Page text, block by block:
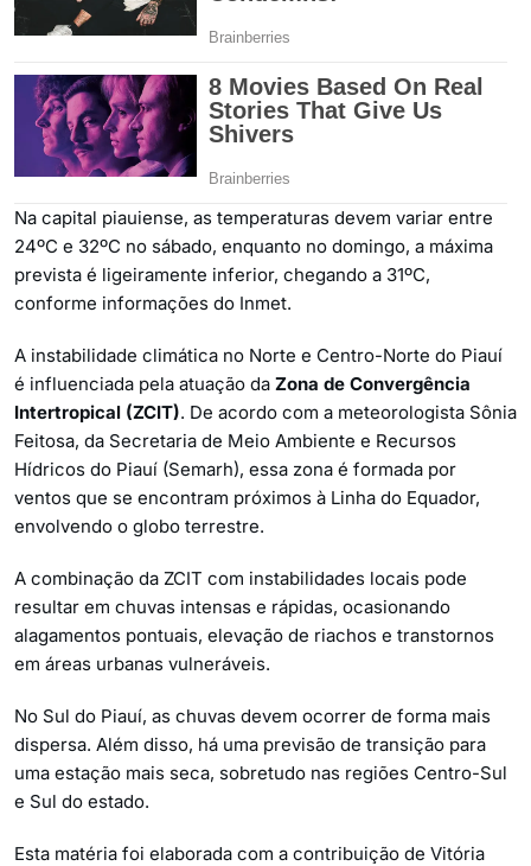
Na capital piauiense, as temperaturas devem variar entre
24ºC e 32ºC no sábado, enquanto no domingo, a máxima
prevista é ligeiramente inferior, chegando a 31ºC,
conforme informações do Inmet.
A instabilidade climática no Norte e Centro-Norte do Piauí
é influenciada pela atuação da Zona de Convergência
Intertropical (ZCIT). De acordo com a meteorologista Sônia
Feitosa, da Secretaria de Meio Ambiente e Recursos
Hídricos do Piauí (Semarh), essa zona é formada por
ventos que se encontram próximos à Linha do Equador,
envolvendo o globo terrestre.
A combinação da ZCIT com instabilidades locais pode
resultar em chuvas intensas e rápidas, ocasionando
alagamentos pontuais, elevação de riachos e transtornos
em áreas urbanas vulneráveis.
No Sul do Piauí, as chuvas devem ocorrer de forma mais
dispersa. Além disso, há uma previsão de transição para
uma estação mais seca, sobretudo nas regiões Centro-Sul
e Sul do estado.
Esta matéria foi elaborada com a contribuição de Vitória